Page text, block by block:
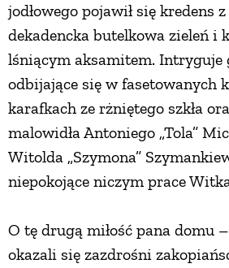
jodłowego pojawił się kredens
dekadencka butelkowa zieleń i
lśniącym aksamitem. Intryguje
odbijające się w fasetowanych
karafkach ze rżniętego szkła
malowidła Antoniego „Tola”
Witolda „Szymona”
niepokojące niczym prace
O tę drugą miłość pana domu
okazali się zazdrośni